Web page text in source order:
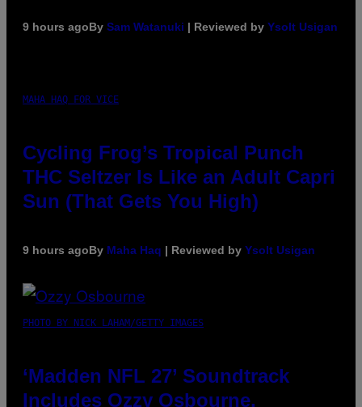
9 hours agoBy Sam Watanuki | Reviewed by Ysolt Usigan
MAHA HAQ FOR VICE
Cycling Frog’s Tropical Punch
THC Seltzer Is Like an Adult Capri
Sun (That Gets You High)
9 hours agoBy Maha Haq | Reviewed by Ysolt Usigan
PHOTO BY NICK LAHAM/GETTY IMAGES
‘Madden NFL 27’ Soundtrack
Includes Ozzy Osbourne,